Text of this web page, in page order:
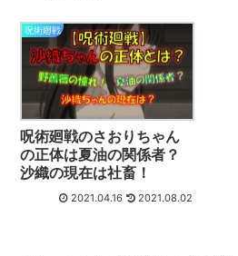
呪術廻戦
呪術廻戦のさおりちゃん
の正体は夏油の関係者？
沙織の現在は社畜！
2021.04.16 2021.08.02